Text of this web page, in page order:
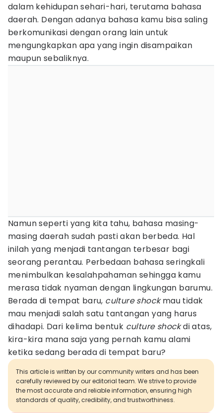
dalam kehidupan sehari-hari, terutama bahasa
daerah. Dengan adanya bahasa kamu bisa saling
berkomunikasi dengan orang lain untuk
mengungkapkan apa yang ingin disampaikan
maupun sebaliknya.
Namun seperti yang kita tahu, bahasa masing-
masing daerah sudah pasti akan berbeda. Hal
inilah yang menjadi tantangan terbesar bagi
seorang perantau. Perbedaan bahasa seringkali
menimbulkan kesalahpahaman sehingga kamu
merasa tidak nyaman dengan lingkungan barumu.
Berada di tempat baru, culture shockmau tidak
mau menjadi salah satu tantangan yang harus
dihadapi. Dari kelima bentuk culture shockdi atas,
kira-kira mana saja yang pernah kamu alami
ketika sedang berada di tempat baru?
This article is written by our community writers and has been
carefully reviewed by our editorial team. We strive to provide
the most accurate and reliable information, ensuring high
standards of quality, credibility, and trustworthiness.